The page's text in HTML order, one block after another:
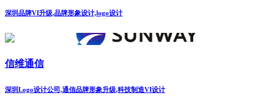
深圳品牌VI升级,品牌形象设计,logo设计
信维通信
深圳Logo设计公司,通信品牌形象升级,科技制造VI设计